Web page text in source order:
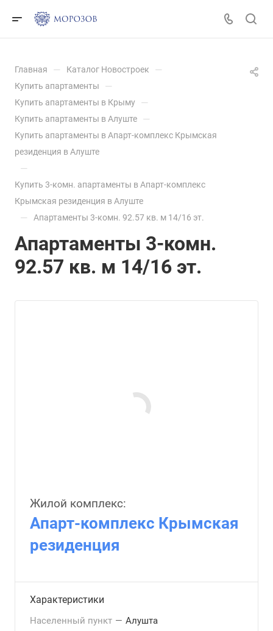
Главная — Каталог Новостроек —
Купить апартаменты —
Купить апартаменты в Крыму —
Купить апартаменты в Алуште —
Купить апартаменты в Апарт-комплекс Крымская
резиденция в Алуште
—
Купить 3-комн. апартаменты в Апарт-комплекс
Крымская резиденция в Алуште
— Апартаменты 3-комн. 92.57 кв. м 14/16 эт.
Апартаменты 3-комн.
92.57 кв. м 14/16 эт.
Жилой комплекс:
Апарт-комплекс Крымская
резиденция
Характеристики
Населенный пункт — Алушта